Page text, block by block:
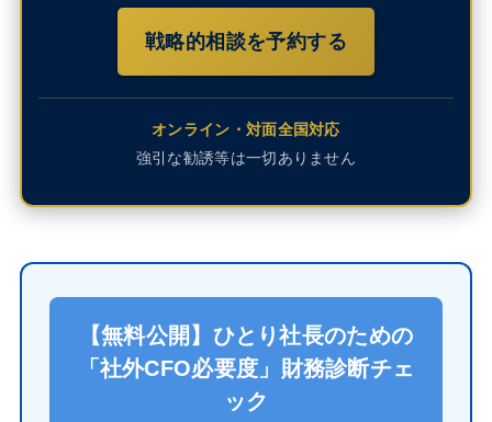
戦略的相談を予約する
オンライン・対面全国対応
強引な勧誘等は一切ありません
【無料公開】ひとり社長のための
「社外CFO必要度」財務診断チェ
ック